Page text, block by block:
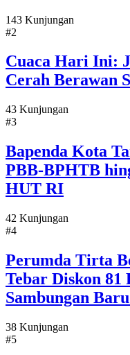
143 Kunjungan
#2
Cuaca Hari Ini:
Cerah Berawan
43 Kunjungan
#3
Bapenda Kota
PBB-BPHTB
HUT RI
42 Kunjungan
#4
Perumda Tirta
Tebar Diskon 81
Sambungan
38 Kunjungan
#5